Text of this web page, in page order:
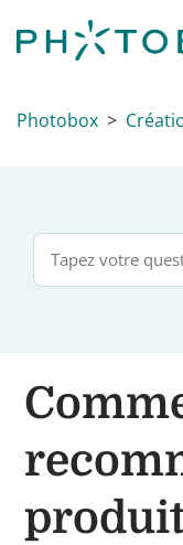
Photobox